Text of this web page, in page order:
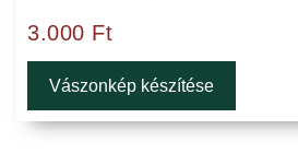
3.000 Ft
Vászonkép készítése